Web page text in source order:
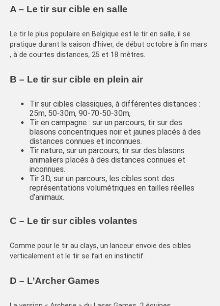
A – Le tir sur cible en salle
Le tir le plus populaire en Belgique est le tir en salle, il se
pratique durant la saison d’hiver, de début octobre à fin mars
, à de courtes distances, 25 et 18 mètres.
B – Le tir sur cible en plein air
Tir sur cibles classiques, à différentes distances :
25m, 50-30m, 90-70-50-30m,
Tir en campagne : sur un parcours, tir sur des
blasons concentriques noir et jaunes placés à des
distances connues et inconnues.
Tir nature, sur un parcours, tir sur des blasons
animaliers placés à des distances connues et
inconnues.
Tir 3D, sur un parcours, les cibles sont des
représentations volumétriques en tailles réelles
d’animaux.
C – Le tir sur cibles volantes
Comme pour le tir au clays, un lanceur envoie des cibles
verticalement et le tir se fait en instinctif.
D – L’Archer Games